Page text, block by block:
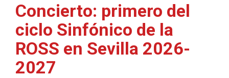
Concierto: primero del
ciclo Sinfónico de la
ROSS en Sevilla 2026-
2027